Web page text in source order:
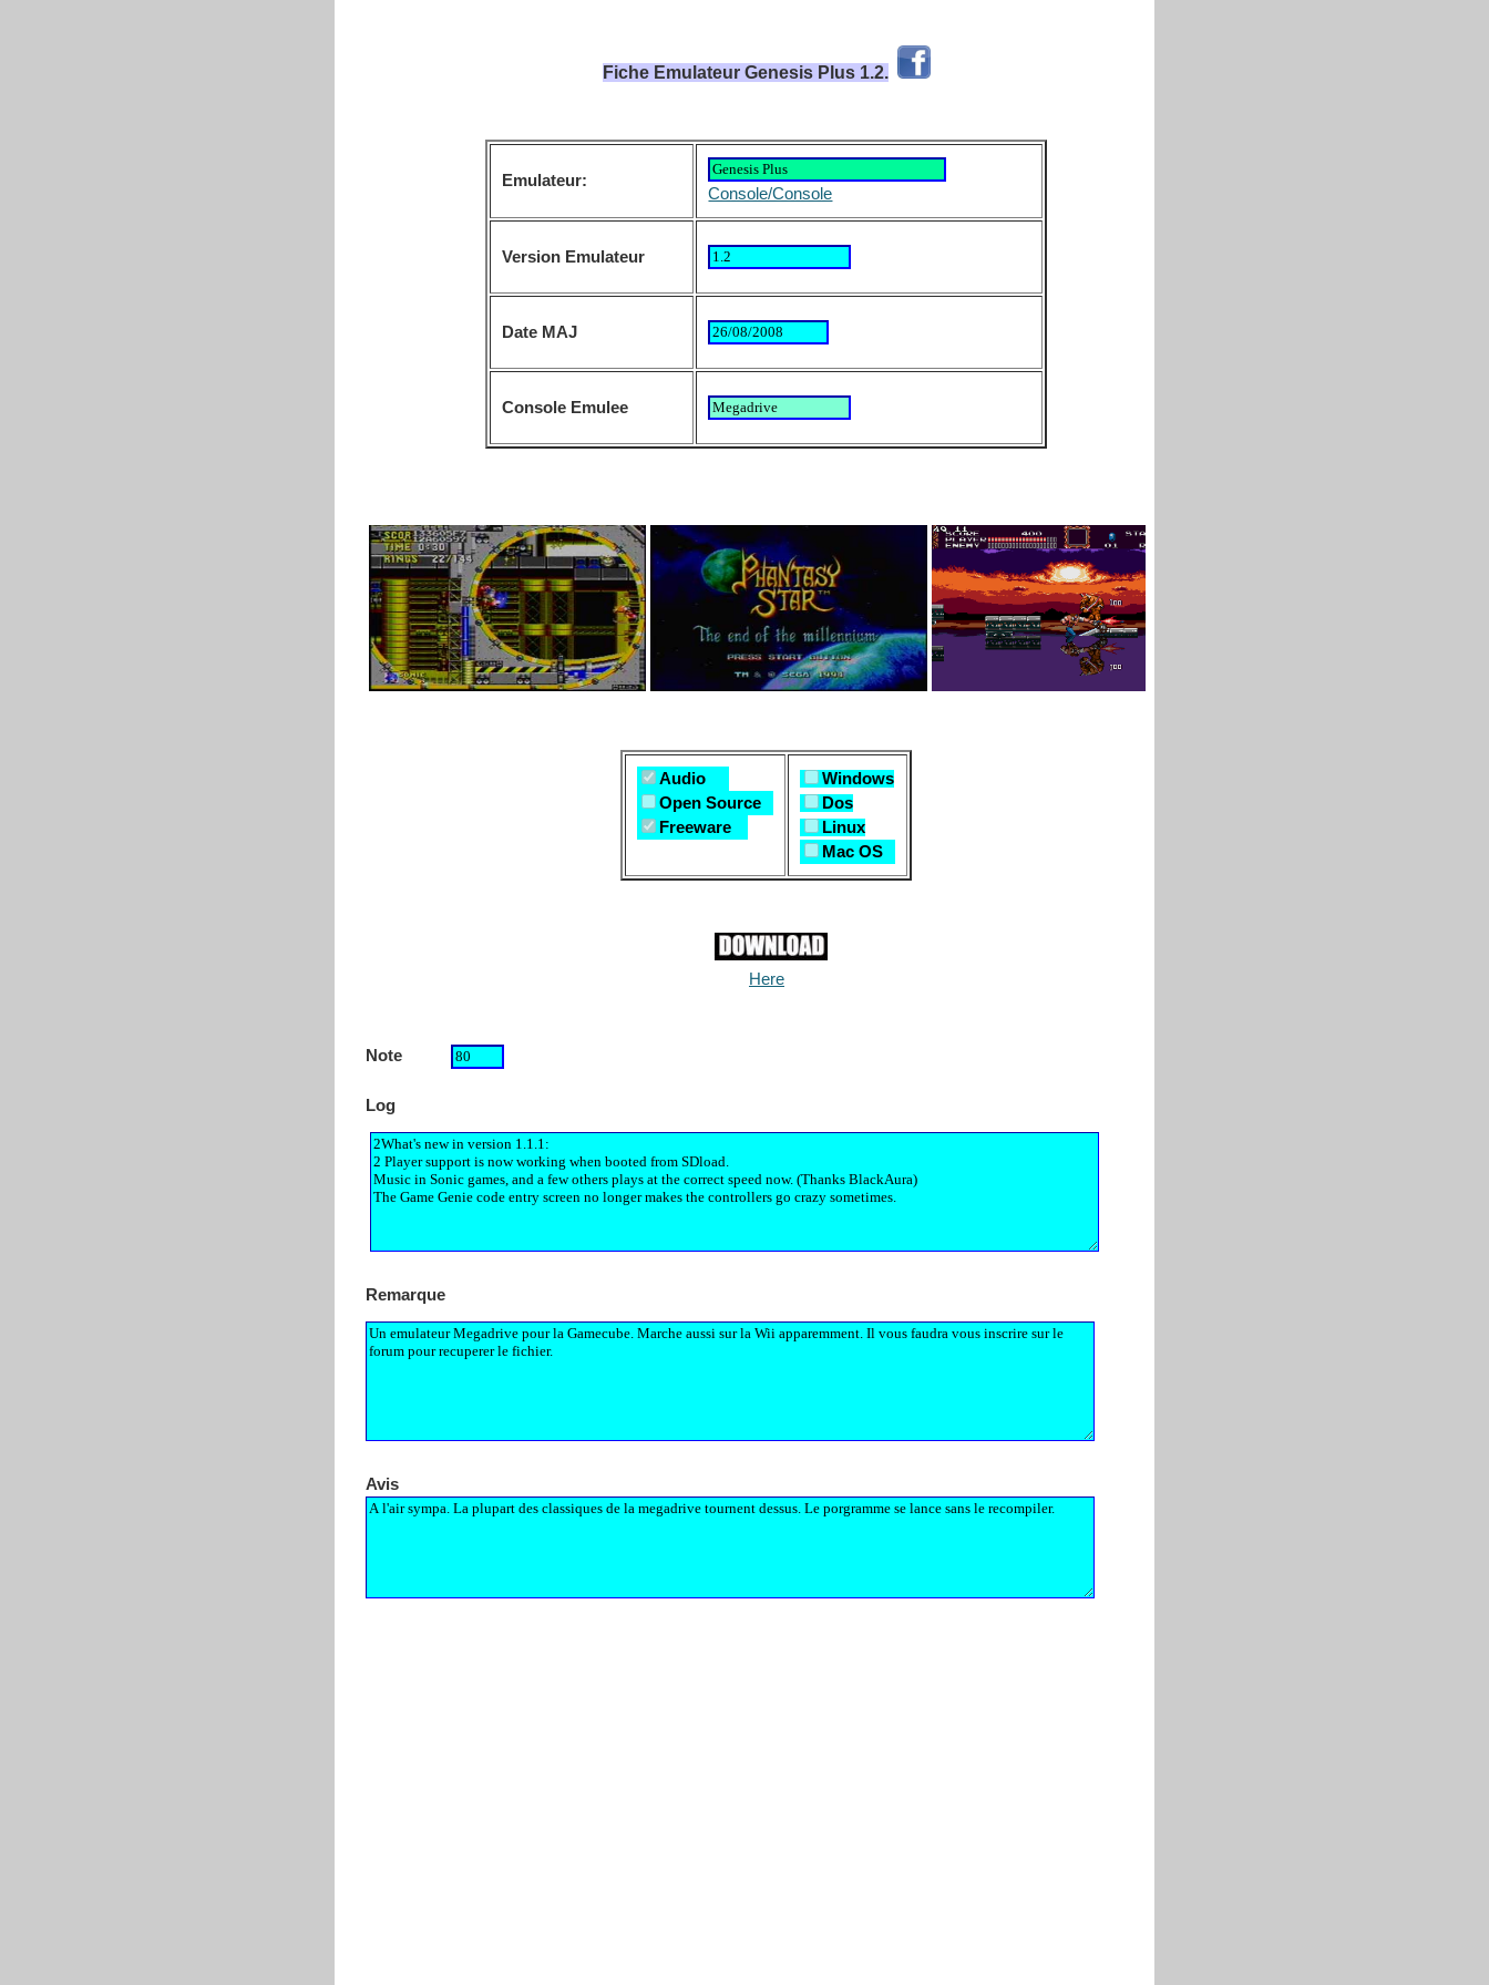
Fiche Emulateur Genesis Plus 1.2.
Emulateur:
Console/Console
Version Emulateur
Date MAJ
Console Emulee
Audio
Open Source
Freeware
Windows
Dos
Linux
Mac OS
Here
Note
Log
Remarque
Avis